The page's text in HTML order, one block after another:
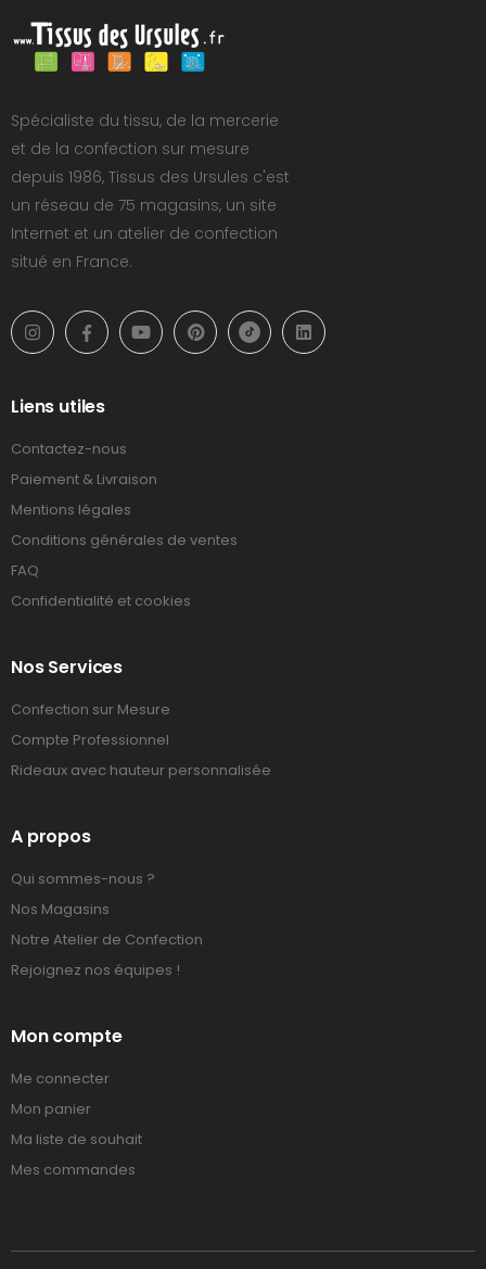
Spécialiste du tissu, de la mercerie
et de la confection sur mesure
depuis 1986, Tissus des Ursules c'est
un réseau de 75 magasins, un site
Internet et un atelier de confection
situé en France.
Liens utiles
Contactez-nous
Paiement & Livraison
Mentions légales
Conditions générales de ventes
FAQ
Confidentialité et cookies
Nos Services
Confection sur Mesure
Compte Professionnel
Rideaux avec hauteur personnalisée
A propos
Qui sommes-nous ?
Nos Magasins
Notre Atelier de Confection
Rejoignez nos équipes !
Mon compte
Me connecter
Mon panier
Ma liste de souhait
Mes commandes